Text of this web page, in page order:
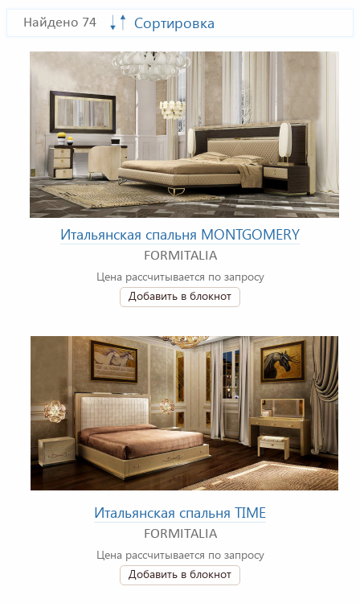
Найдено 74 Сортировка
Итальянская спальня MONTGOMERY
FORMITALIA
Цена рассчитывается по запросу
Добавить в блокнот
Итальянская спальня TIME
FORMITALIA
Цена рассчитывается по запросу
Добавить в блокнот